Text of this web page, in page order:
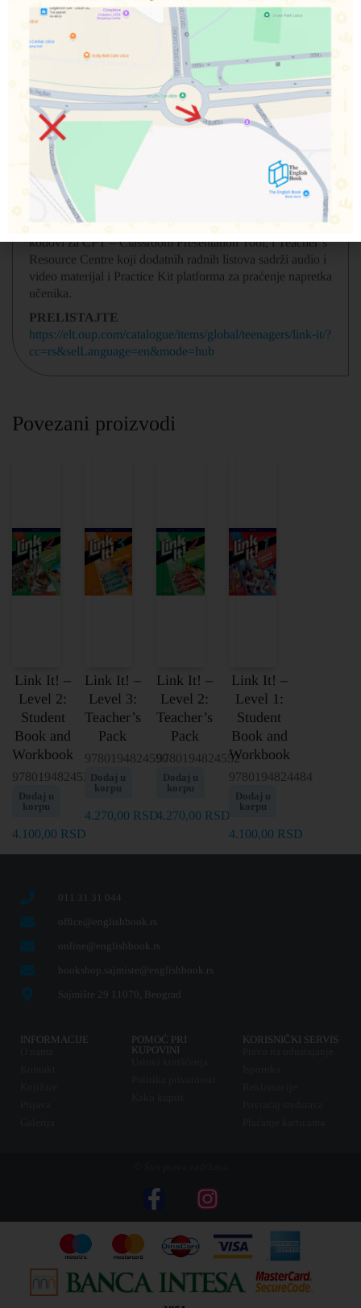
Global skills aktivnosti razvijaju kritičko mišljenje
neophodno za sacremeni svet.
Posebno osmišljeni testovi, mape uma, i radni listovi sa
vežbanjima za učenike sa disleksijom.
Video sadržaji raznovrsnih tema i struktura, realnih
situacija.Let’s talk about… upotrebni jezik,Culture
nudi širi kulturološki sadržaj, aVlogiVideo
Link
prezentuju tinejdžerske situacije.
KOMPONENTE:
Udžbenik sa radnom sveskom i kodom za Online Practice
(8 nastavnih tema, izdvojena četiri poglavlja za utvrđivanje)
Teacher’s Pack: smernice za nastavu, rešenja zadataka,
kodovi za CPT – Classroom Presentation Tool, i Teacher’s
Resource Centre koji dodatnih radnih listova sadrži audio i
video materijal i Practice Kit platforma za praćenje napretka
učenika.
PRELISTAJTE
https://elt.oup.com/catalogue/items/global/teenagers/link-it/?
cc=rs&selLanguage=en&mode=hub
Povezani proizvodi
Link It! –
Level 2:
Student
Book and
Workbook
9780194824521
Dodaj u
korpu
4.100,00 RSD
Link It! –
Level 3:
Teacher’s
Pack
9780194824590
Dodaj u
korpu
4.270,00 RSD
Link It! –
Level 2:
Teacher’s
Pack
9780194824552
Dodaj u
korpu
4.270,00 RSD
Link It! –
Level 1:
Student
Book and
Workbook
9780194824484
Dodaj u
korpu
4.100,00 RSD
011 31 31 044
office@englishbook.rs
online@englishbook.rs
bookshop.sajmiste@englishbook.rs
Sajmište 29 11070, Beograd
INFORMACIJE
POMOĆ PRI
KUPOVINI
KORISNIČKI SERVIS